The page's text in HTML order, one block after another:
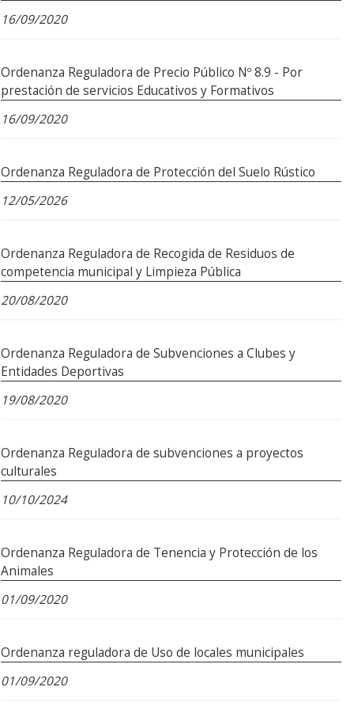
16/09/2020
Ordenanza Reguladora de Precio Público Nº 8.9 - Por
prestación de servicios Educativos y Formativos
16/09/2020
Ordenanza Reguladora de Protección del Suelo Rústico
12/05/2026
Ordenanza Reguladora de Recogida de Residuos de
competencia municipal y Limpieza Pública
20/08/2020
Ordenanza Reguladora de Subvenciones a Clubes y
Entidades Deportivas
19/08/2020
Ordenanza Reguladora de subvenciones a proyectos
culturales
10/10/2024
Ordenanza Reguladora de Tenencia y Protección de los
Animales
01/09/2020
Ordenanza reguladora de Uso de locales municipales
01/09/2020